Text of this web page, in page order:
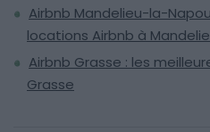
Airbnb Mandelieu-la-
locations Airbnb à
Airbnb Grasse : les
Grasse